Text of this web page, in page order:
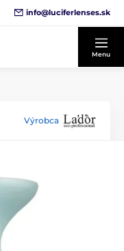
info@luciferlenses.sk
Menu
Výrobca